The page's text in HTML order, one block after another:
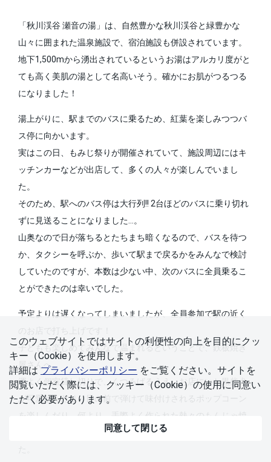
「秋川渓谷 瀬音の湯」は、自然豊かな秋川渓谷と緑豊かな
山々に囲まれた温泉施設で、宿泊施設も併設されています。
地下1,500mから湧出されているというお湯はアルカリ度がと
ても高く美肌の湯として名高いそう。確かにお肌がつるつる
になりました！
湯上がりに、駅までのバスに乗るため、紅葉を楽しみつつバ
ス停に向かいます。
実はこの日、もみじ祭りが開催されていて、施設周辺にはキ
ッチンカーなどが出店して、多くの人々が楽しんでいまし
た。
そのため、駅へのバス停は大行列!! 2台ほどのバスに乗り切れ
ずに見送ることになりました…。
山奥なので日が落ちるとたちまち暗くなるので、バスを待つ
か、タクシーを呼ぶか、歩いて駅まで戻るかをみんなで検討
していたのですが、本数は少ない中、次のバスに全員乗るこ
とができたのは幸いでした。
予定よりは遅くなってしまいましたが、全員参加で駅の近く
子どもも楽しめてみんなで温まれるということで、鉄板焼き
屋さんへ。
運よく個室貸し切りで、くつろげるうえ、お店にいた黒柴犬
が可愛かったり、目の前で弾けて味付けされるポップコーン
を楽しんだり、何より、手際よく作られた熱々のもんじゃ焼
きをはじめとした美味しい料理に大盛り上がりとなりまし
このウェブサイトではサイトの利便性の向上を⽬的にクッ
キー（Cookie）を使⽤します。
詳細は プライバシーポリシー をご覧ください。サイトを
閲覧いただく際には、クッキー（Cookie）の使⽤に同意い
ただく必要があります。
同意して閉じる